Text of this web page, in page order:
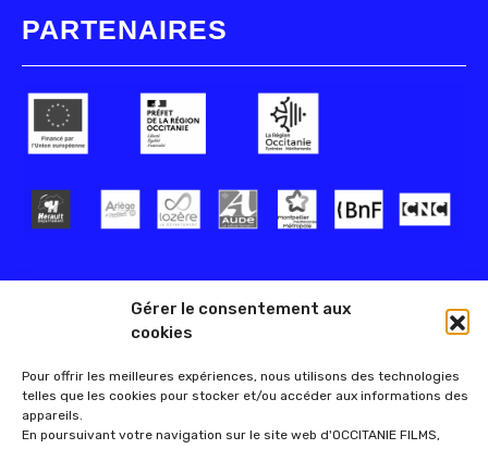
Gérer le consentement aux
cookies
Pour offrir les meilleures expériences, nous utilisons des technologies
telles que les cookies pour stocker et/ou accéder aux informations des
appareils.
En poursuivant votre navigation sur le site web d'OCCITANIE FILMS,
PARTENAIRES